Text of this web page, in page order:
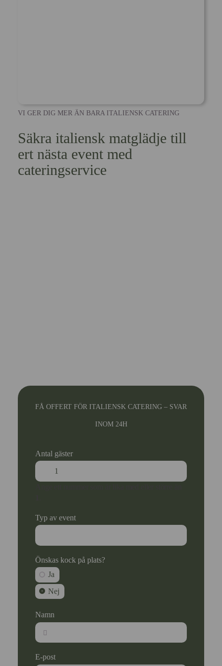
VI GER DIG MER ÄN BARA ITALIENSK CATERING
Säkra italiensk matglädje till
ert nästa event med
cateringservice
FÅ OFFERT FÖR ITALIENSK CATERING – SVAR
INOM 24H
Antal gäster
Typ av event
Önskas kock på plats?
Ja
Nej
Namn
E-post